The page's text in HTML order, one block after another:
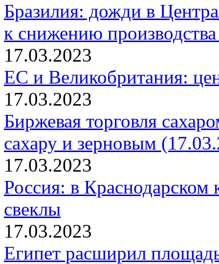
Бразилия: дожди в
к снижению производства
17.03.2023
ЕС и Великобритания:
17.03.2023
Биржевая торговля
сахару и зерновым
17.03.2023
Россия: в Краснодарском
свеклы
17.03.2023
Египет расширил